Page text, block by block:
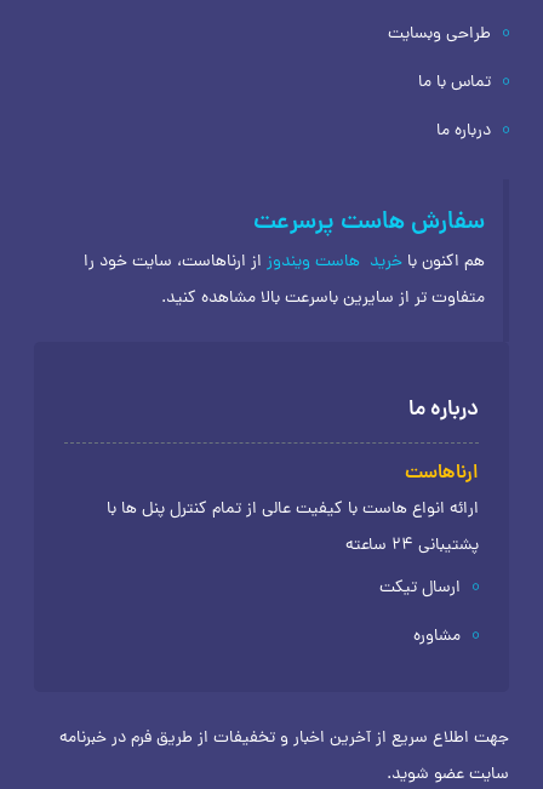
طراحی وبسایت
تماس با ما
درباره ما
سفارش هاست پرسرعت
هم اکنون با خرید هاست ویندوزاز ارناهاست، سایت خود را
متفاوت تر از سایرین باسرعت بالا مشاهده کنید.
درباره ما
ارناهاست
ارائه انواع هاست با کیفیت عالی از تمام کنترل پنل ها با
پشتیبانی 24 ساعته
ارسال تیکت
مشاوره
جهت اطلاع سریع از آخرین اخبار و تخفیفات از طریق فرم در خبرنامه
سایت عضو شوید.